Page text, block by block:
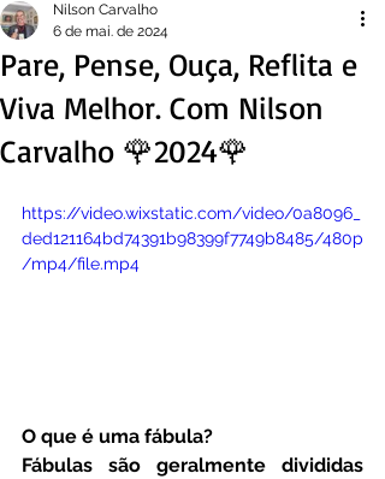
Pare, Pense, Ouça, Reflita e
Viva Melhor. Com Nilson
Carvalho 🌹2024🌹
Nilson Carvalho
6 de mai. de 2024
https://video.wixstatic.com/video/0a8096_
ded121164bd74391b98399f7749b8485/480p
/mp4/file.mp4
O que é uma fábula?
Fábulas são geralmente divididas